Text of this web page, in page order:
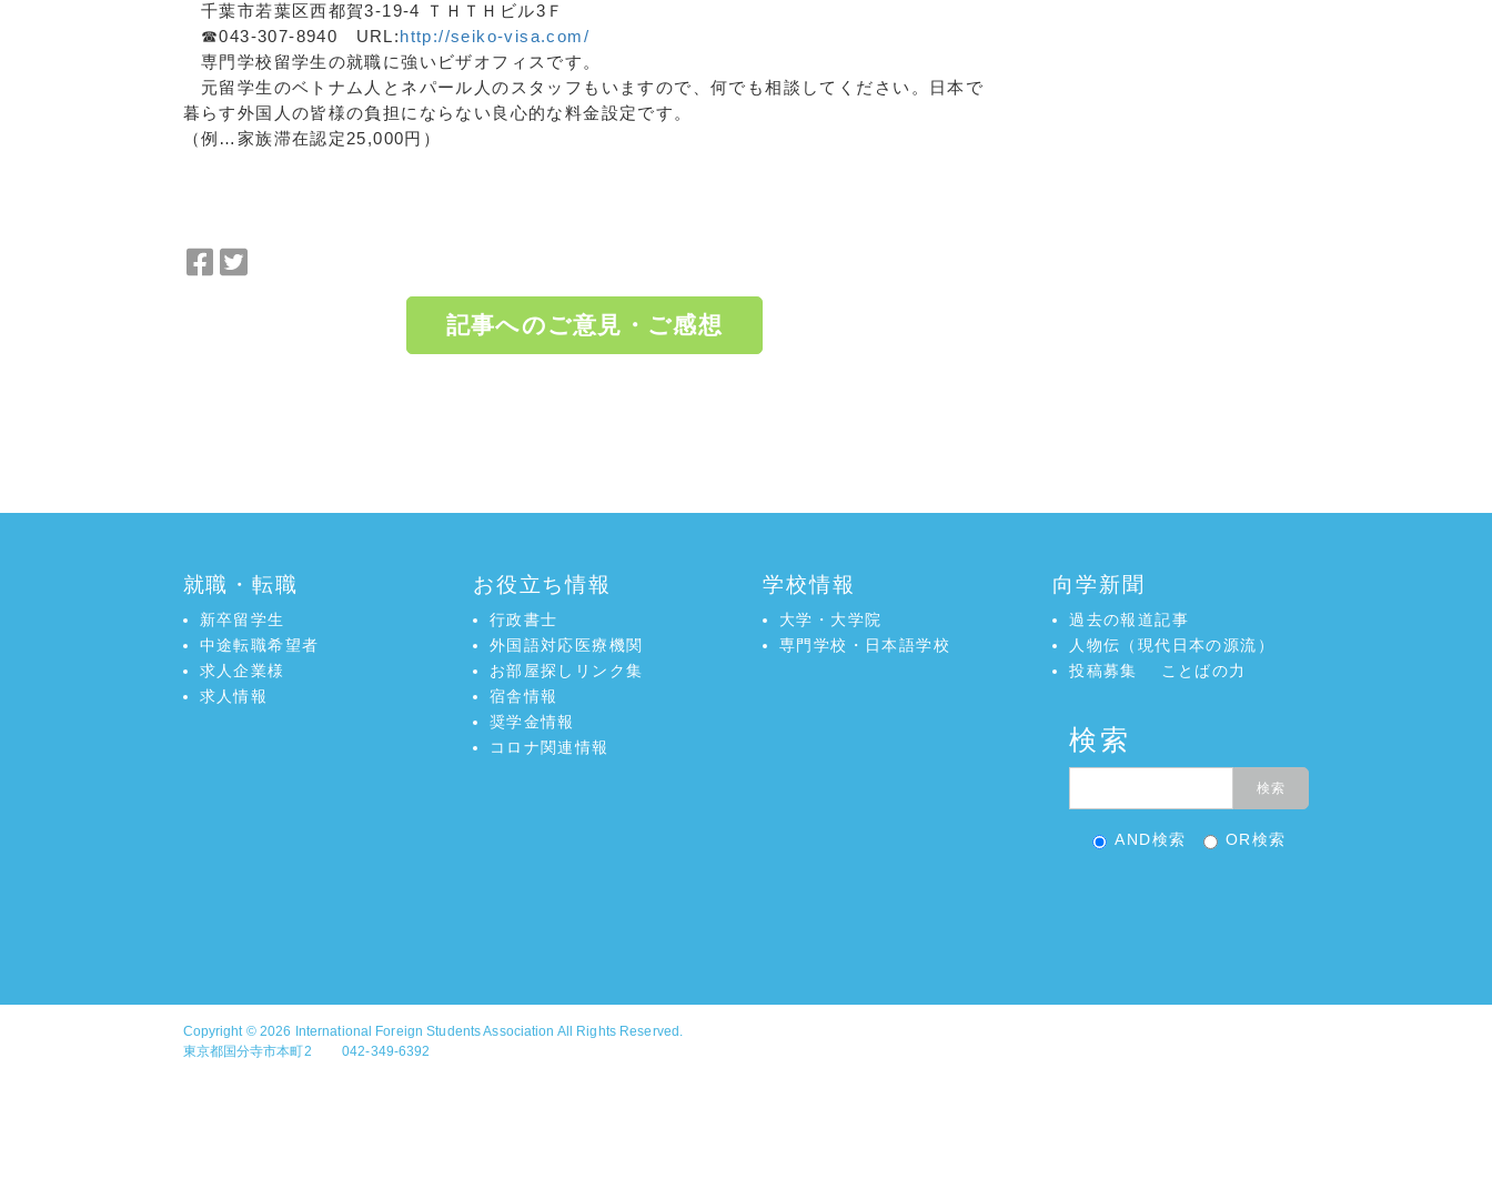
千葉市若葉区西都賀3-19-4 ＴＨＴＨビル3Ｆ
☎043-307-8940 URL:http://seiko-visa.com/
専門学校留学生の就職に強いビザオフィスです。
元留学生のベトナム人とネパール人のスタッフもいますので、何でも相談してください。日本で
暮らす外国人の皆様の負担にならない良心的な料金設定です。
（例…家族滞在認定25,000円）
Facebook
記事へのご意見・ご感想
就職・転職
新卒留学生
中途転職希望者
求人企業様
求人情報
お役立ち情報
行政書士
外国語対応医療機関
お部屋探しリンク集
宿舎情報
奨学金情報
コロナ関連情報
学校情報
大学・大学院
専門学校・日本語学校
向学新聞
過去の報道記事
人物伝（現代日本の源流）
投稿募集
ことばの力
検索
AND検索 OR検索
Copyright © 2026 International Foreign Students Association All Rights Reserved.
東京都国分寺市本町2 042-349-6392